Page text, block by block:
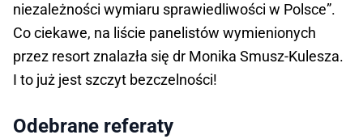
niezależności wymiaru sprawiedliwości w Polsce”.
Co ciekawe, na liście panelistów wymienionych
przez resort znalazła się dr Monika Smusz-Kulesza.
I to już jest szczyt bezczelności!
Odebrane referaty